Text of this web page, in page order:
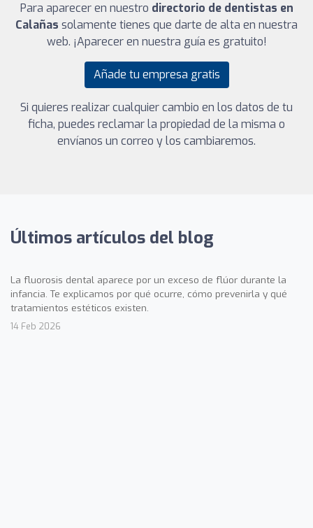
Para aparecer en nuestro directorio de dentistas en
Calañas solamente tienes que darte de alta en nuestra
web. ¡Aparecer en nuestra guía es gratuito!
Añade tu empresa gratis
Si quieres realizar cualquier cambio en los datos de tu
ficha, puedes reclamar la propiedad de la misma o
envíanos un correo y los cambiaremos.
Últimos artículos del blog
La fluorosis dental aparece por un exceso de flúor durante la
infancia. Te explicamos por qué ocurre, cómo prevenirla y qué
tratamientos estéticos existen.
14 Feb 2026